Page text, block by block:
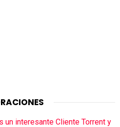
un interesante Cliente Torrent y